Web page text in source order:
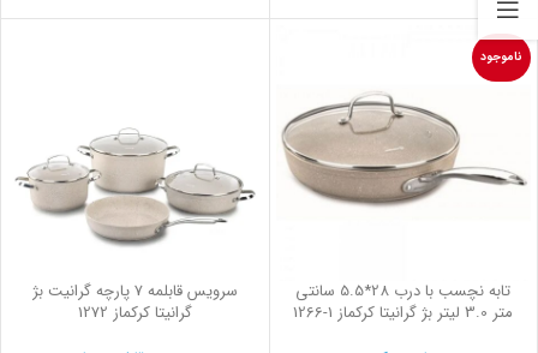
ناموجود
تابه نچسب با درب 28*5.5 سانتی
متر 3.0 لیتر بژ گرانیتا کرکماز
1266-1
سرویس قابلمه 7 پارچه گرانیت بژ
گرانیتا کرکماز 1272